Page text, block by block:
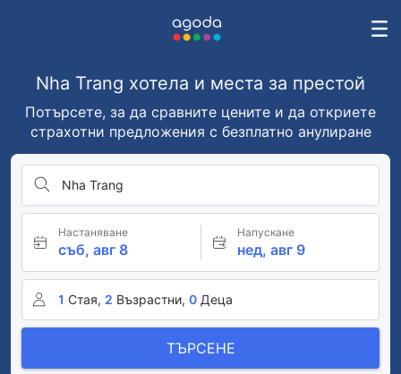
Nha Trang хотела и места за престой
Потърсете, за да сравните цените и да откриете
страхотни предложения с безплатно анулиране
Nha Trang
Настаняване
съб, авг 8
Напускане
нед, авг 9
1 Стая, 2 Възрастни, 0 Деца
ТЪРСЕНЕ